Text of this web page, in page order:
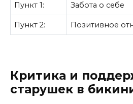
Пункт 1: Забота о себе
Пункт 2: Позитивное
Критика и
старушек в